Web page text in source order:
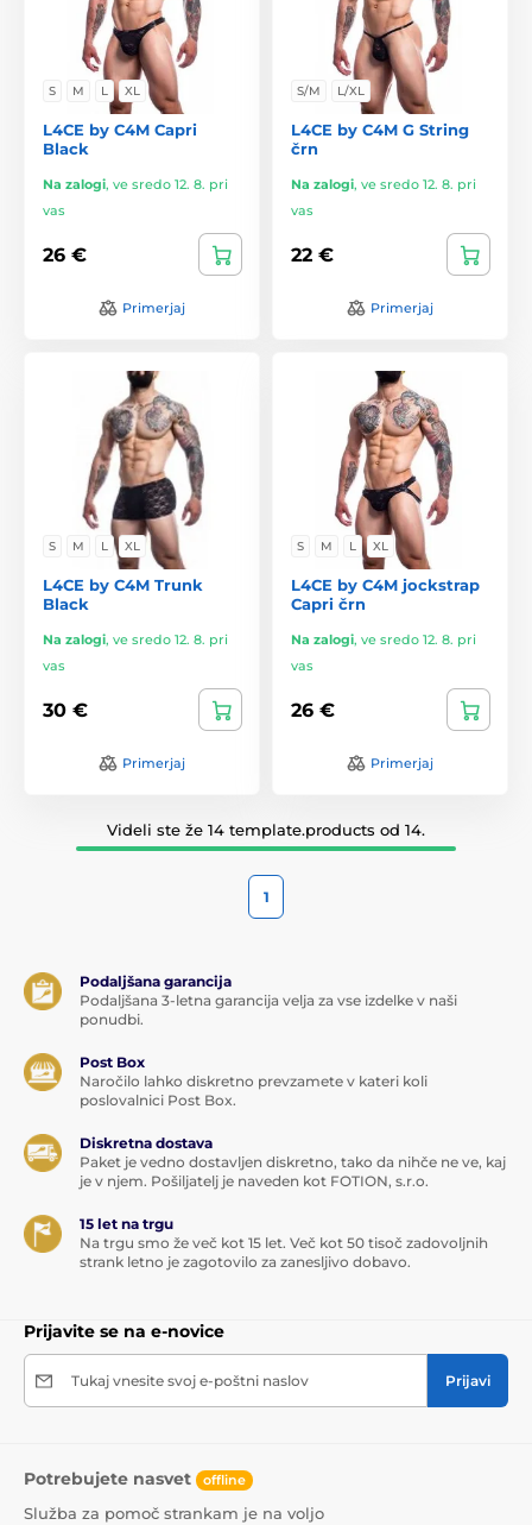
S M L XL
L4CE by C4M Capri
Black
Na zalogi, ve sredo 12. 8. pri
vas
26 €
Primerjaj
S/M L/XL
L4CE by C4M G String
črn
Na zalogi, ve sredo 12. 8. pri
vas
22 €
Primerjaj
S M L XL
L4CE by C4M Trunk
Black
Na zalogi, ve sredo 12. 8. pri
vas
30 €
Primerjaj
S M L XL
L4CE by C4M jockstrap
Capri črn
Na zalogi, ve sredo 12. 8. pri
vas
26 €
Primerjaj
Videli ste že 14 template.products od 14.
1
Podaljšana garancija
Podaljšana 3-letna garancija velja za vse izdelke v naši
ponudbi.
Post Box
Naročilo lahko diskretno prevzamete v kateri koli
poslovalnici Post Box.
Diskretna dostava
Paket je vedno dostavljen diskretno, tako da nihče ne ve, kaj
je v njem. Pošiljatelj je naveden kot FOTION, s.r.o.
15 let na trgu
Na trgu smo že več kot 15 let. Več kot 50 tisoč zadovoljnih
strank letno je zagotovilo za zanesljivo dobavo.
Prijavite se na e-novice
Tukaj vnesite svoj e-poštni naslov Prijavi
Potrebujete nasvet offline
Služba za pomoč strankam je na voljo